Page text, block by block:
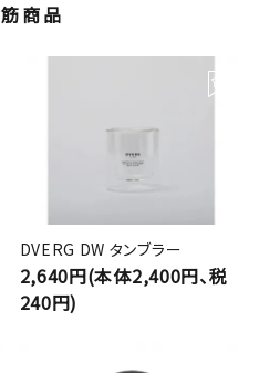
商品
DVERG DW タンブラー
2,640円(本体2,400円、税
240円)